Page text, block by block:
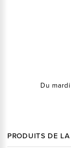
Du
PRODUITS DE